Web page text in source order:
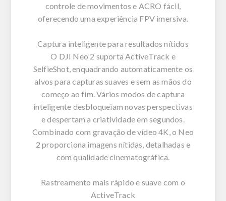
controle de movimentos e ACRO fácil,
oferecendo uma experiência FPV imersiva.
Captura inteligente para resultados nítidos
O DJI Neo 2 suporta ActiveTrack e
SelfieShot, enquadrando automaticamente os
alvos para capturas suaves e sem as mãos do
começo ao fim. Vários modos de captura
inteligente desbloqueiam novas perspectivas
e despertam a criatividade em segundos.
Combinado com gravação de vídeo 4K, o Neo
2 proporciona imagens nítidas, detalhadas e
com qualidade cinematográfica.
Rastreamento mais rápido e suave com o
ActiveTrack